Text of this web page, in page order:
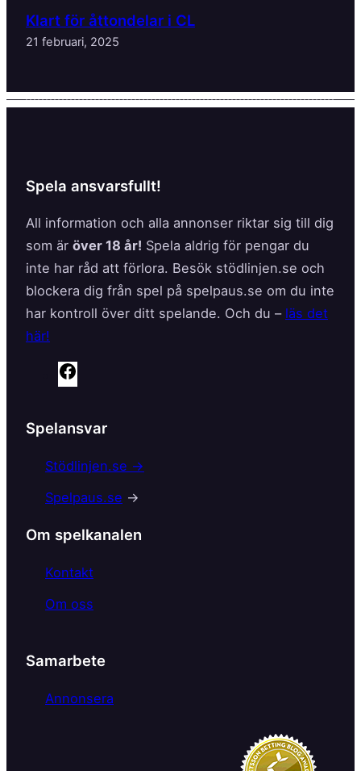
Klart för åttondelar i CL
21 februari, 2025
Spela ansvarsfullt!
All information och alla annonser riktar sig till dig
som är över 18 år! Spela aldrig för pengar du
inte har råd att förlora. Besök stödlinjen.se och
blockera dig från spel på spelpaus.se om du inte
har kontroll över ditt spelande. Och du – läs det
här!
e
b
o
k
Spelansvar
Stödlinjen.se →
Spelpaus.se →
Om spelkanalen
Kontakt
Om oss
Samarbete
Annonsera